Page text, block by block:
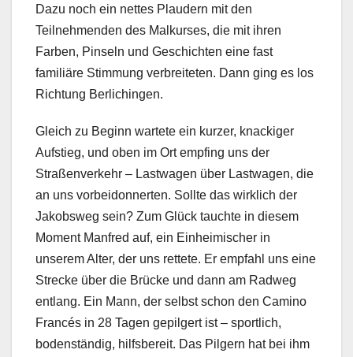
Dazu noch ein nettes Plaudern mit den
Teilnehmenden des Malkurses, die mit ihren
Farben, Pinseln und Geschichten eine fast
familiäre Stimmung verbreiteten. Dann ging es los
Richtung Berlichingen.
Gleich zu Beginn wartete ein kurzer, knackiger
Aufstieg, und oben im Ort empfing uns der
Straßenverkehr – Lastwagen über Lastwagen, die
an uns vorbeidonnerten. Sollte das wirklich der
Jakobsweg sein? Zum Glück tauchte in diesem
Moment Manfred auf, ein Einheimischer in
unserem Alter, der uns rettete. Er empfahl uns eine
Strecke über die Brücke und dann am Radweg
entlang. Ein Mann, der selbst schon den Camino
Francés in 28 Tagen gepilgert ist – sportlich,
bodenständig, hilfsbereit. Das Pilgern hat bei ihm